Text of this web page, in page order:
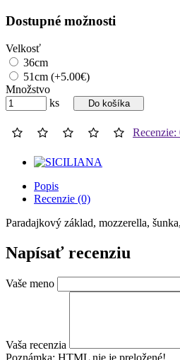
Dostupné možnosti
Velkosť
36cm
51cm (+5.00€)
Množstvo
ks
Do košíka
Recenzie:
Popis
Recenzie (0)
Paradajkový základ, mozzerella,
Napísať recenziu
Vaše meno
Vaša recenzia
Poznámka: HTML nie je preložené!